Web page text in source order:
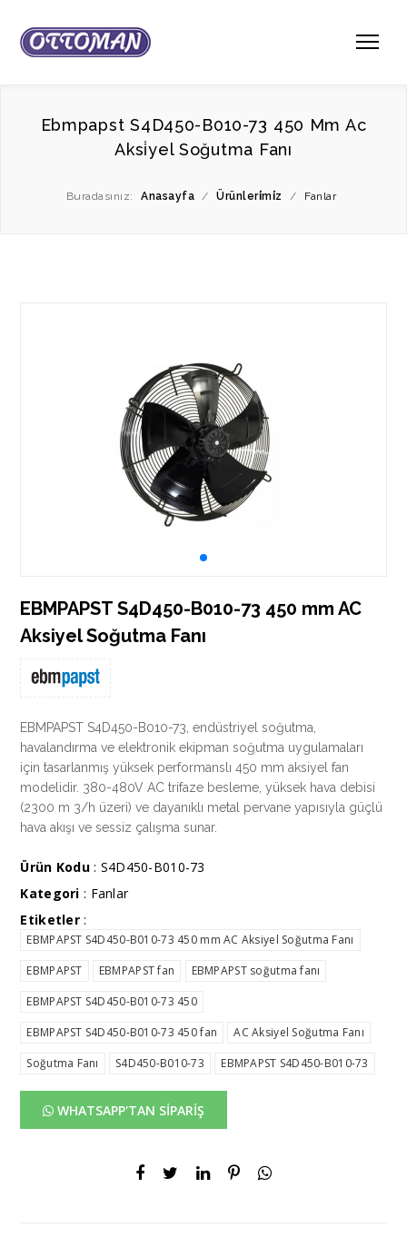
Ebmpapst S4D450-B010-73 450 Mm Ac
Aksi̇yel Soğutma Fanı
Buradasınız: Anasayfa / Ürünleri̇mi̇z / Fanlar
EBMPAPST S4D450-B010-73 450 mm AC
Aksiyel Soğutma Fanı
EBMPAPST S4D450-B010-73, endüstriyel soğutma,
havalandırma ve elektronik ekipman soğutma uygulamaları
için tasarlanmış yüksek performanslı 450 mm aksiyel fan
modelidir. 380-480V AC trifaze besleme, yüksek hava debisi
(2300 m 3/h üzeri) ve dayanıklı metal pervane yapısıyla güçlü
hava akışı ve sessiz çalışma sunar.
Ürün Kodu: S4D450-B010-73
Kategori : Fanlar
Etiketler:
EBMPAPST S4D450-B010-73 450 mm AC Aksiyel Soğutma Fanı
EBMPAPST
EBMPAPST fan
EBMPAPST soğutma fanı
EBMPAPST S4D450-B010-73 450
EBMPAPST S4D450-B010-73 450 fan
AC Aksiyel Soğutma Fanı
Soğutma Fanı
S4D450-B010-73 EBMPAPST S4D450-B010-73
WHATSAPP'TAN SİPARİŞ